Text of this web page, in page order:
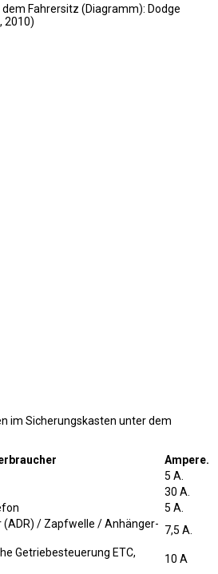
im Sicherungskasten unter dem
Ampere.
5 A.
30 A.
5 A.
(ADR) / Zapfwelle / Anhänger- 7,5 A.
Getriebesteuerung ETC,
10 A